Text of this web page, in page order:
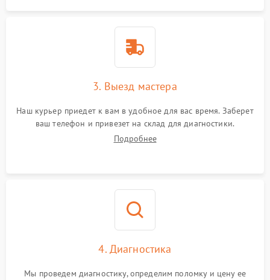
3. Выезд мастера
Наш курьер приедет к вам в удобное для вас время. Заберет
ваш телефон и привезет на склад для диагностики.
Подробнее
4. Диагностика
Мы проведем диагностику, определим поломку и цену ее